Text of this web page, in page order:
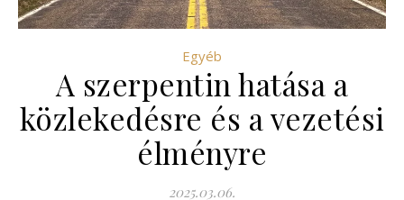
Egyéb
A szerpentin hatása a
közlekedésre és a vezetési
élményre
2025.03.06.